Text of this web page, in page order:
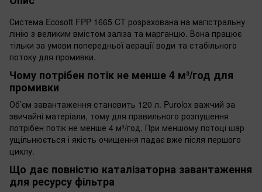
Система Ecosoft FPP 1665 CT розрахована на магістральну
лінію з великим вмістом заліза та марганцю. Вона працює
тільки за умови попередньої аерації води та стабільного
потоку для промивки.
Чому потрібен потік не менше 4 м³/год для
промивки
Об’єм завантаження становить 120 л. Purolox важчий за
звичайні матеріали, тому для правильного розпушення
потрібен потік не менше 4 м³/год. При меншому потоці шар
ущільнюється і якість очищення падає вже після першого
циклу.
Що дає повністю каталізаторна завантаження
для ресурсу фільтра